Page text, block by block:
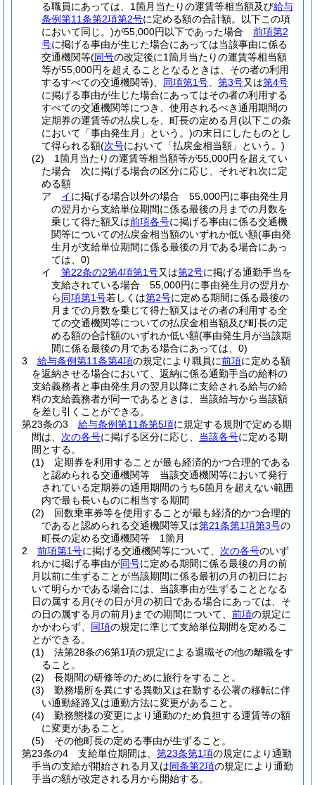
る職員にあっては、1箇月当たりの運賃等相当額及び給与
条例第11条第2項第2号に定める額の合計額。以下この項
において同じ。)が55,000円以下であった場合 前項第2
号に掲げる事由が生じた場合にあっては当該事由に係る
交通機関等(同号の改定後に1箇月当たりの運賃等相当額
等が55,000円を超えることとなるときは、その者の利用
するすべての交通機関等)
同項第1号 第3号又は第4号
に掲げる事由が生じた場合にあってはその者の利用する
すべての交通機関等につき、使用されるべき通用期間の
定期券の運賃等の払戻しを、町長の定める月(以下この条
において「事由発生月」という。)の末日にしたものとし
て得られる額(次号において「払戻金相当額」という。)
(2)
1箇月当たりの運賃等相当額等が55,000円を超えてい
た場合 次に掲げる場合の区分に応じ、それぞれ次に定
める額
ア
イに掲げる場合以外の場合 55,000円に事由発生月
の翌月から支給単位期間に係る最後の月までの月数を
乗じて得た額又は前項各号に掲げる事由に係る交通機
関等についての払戻金相当額のいずれか低い額(事由発
生月が支給単位期間に係る最後の月である場合にあっ
ては、0)
イ
第22条の2第4項第1号又は第2号に掲げる通勤手当を
支給されている場合 55,000円に事由発生月の翌月か
ら同項第1号若しくは第2号に定める期間に係る最後の
月までの月数を乗じて得た額又はその者の利用する全
ての交通機関等についての払戻金相当額及び町長の定
める額の合計額のいずれか低い額(事由発生月が当該期
間に係る最後の月である場合にあっては、0)
3
給与条例第11条第4項の規定により職員に前項に定める額
を返納させる場合において、返納に係る通勤手当の給料の
支給義務者と事由発生月の翌月以降に支給される給与の給
料の支給義務者が同一であるときは、当該給与から当該額
を差し引くことができる。
第23条の3
給与条例第11条第5項に規定する規則で定める期
間は、 次の各号に掲げる区分に応じ、 当該各号に定める期
間とする。
(1)
定期券を利用することが最も経済的かつ合理的である
と認められる交通機関等 当該交通機関等において発行
されている定期券の通用期間のうち6箇月を超えない範囲
内で最も長いものに相当する期間
(2)
回数乗車券等を使用することが最も経済的かつ合理的
であると認められる交通機関等又は第21条第1項第3号の
町長の定める交通機関等 1箇月
2
前項第1号に掲げる交通機関等について、 次の各号のいず
れかに掲げる事由が同号に定める期間に係る最後の月の前
月以前に生ずることが当該期間に係る最初の月の初日にお
いて明らかである場合には、当該事由が生ずることとなる
日の属する月(その日が月の初日である場合にあっては、そ
の日の属する月の前月) までの期間について、 前項の規定に
かかわらず、 同項の規定に準じて支給単位期間を定めるこ
とができる。
(1)
法第28条の6第1項の規定による退職その他の離職をす
ること。
(2)
長期間の研修等のために旅行をすること。
(3)
勤務場所を異にする異動又は在勤する公署の移転に伴
い通勤経路又は通勤方法に変更があること。
(4)
勤務態様の変更により通勤のため負担する運賃等の額
に変更があること。
(5)
その他町長の定める事由が生ずること。
第23条の4
支給単位期間は、 第23条第1項の規定により通勤
手当の支給が開始される月又は同条第2項の規定により通勤
手当の額が改定される月から開始する。